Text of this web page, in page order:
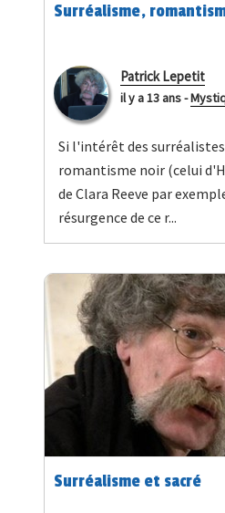
Surréalisme,
Patrick Lepetit
il y a 13 ans-
Si l'intérêt des
romantisme noir (celui
de Clara Reeve par
résurgence de ce r...
Surréalisme et sacré